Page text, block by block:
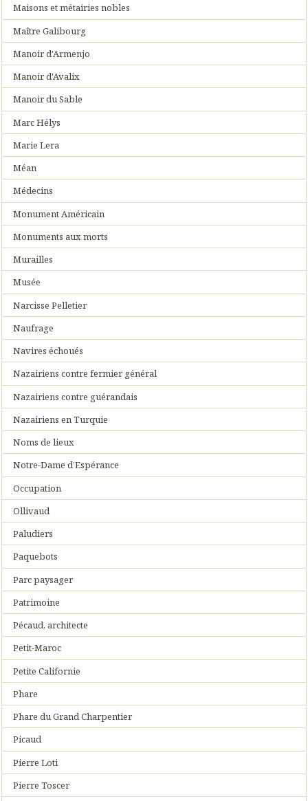
Maisons et métairies nobles
Maître Galibourg
Manoir d'Armenjo
Manoir d'Avalix
Manoir du Sable
Marc Hélys
Marie Lera
Méan
Médecins
Monument Américain
Monuments aux morts
Murailles
Musée
Narcisse Pelletier
Naufrage
Navires échoués
Nazairiens contre fermier général
Nazairiens contre guérandais
Nazairiens en Turquie
Noms de lieux
Notre-Dame d’Espérance
Occupation
Ollivaud
Paludiers
Paquebots
Parc paysager
Patrimoine
Pécaud, architecte
Petit-Maroc
Petite Californie
Phare
Phare du Grand Charpentier
Picaud
Pierre Loti
Pierre Toscer